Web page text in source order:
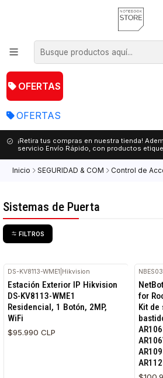
OFERTAS
OFERTAS
¡Retira tus compras en nuestra tienda!
servicio Envío Rápido, con productos
Inicio SEGURIDAD & COM Control de
Sistemas de Puerta
FILTROS
DS-KV8113-WME1 Hikvision
Estación Exterior IP Hikvision
DS-KV8113-WME1
Residencial, 1 Botón, 2MP,
WiFi
$95.990 CLP
for
Kit de